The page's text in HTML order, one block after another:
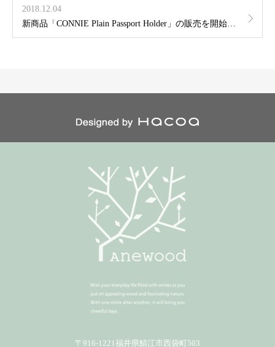
2018.12.04
新商品「CONNIE Plain Passport Holder」の販売を開始しました
〒916-1221福井県鯖江市西袋町503